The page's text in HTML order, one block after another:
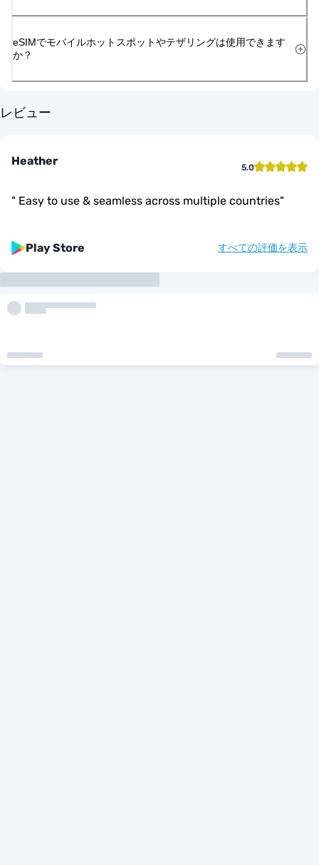
eSIMでモバイルホットスポットやテザリングは使用できます
か？
レビュー
Heather 5.0
" Easy to use & seamless across multiple countries"
Play Store すべての評価を表示